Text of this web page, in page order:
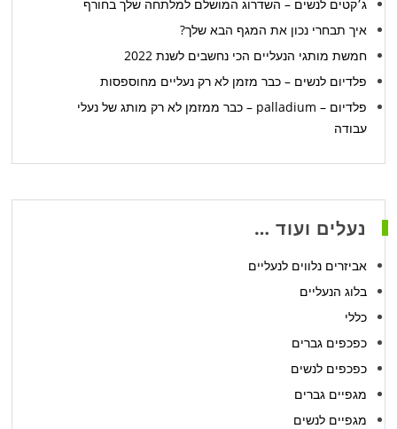
ג׳קטים לנשים – השדרוג המושלם למלתחה שלך בחורף
איך תבחרי נכון את המגף הבא שלך?
חמשת מותגי הנעליים הכי נחשבים לשנת 2022
פלדיום לנשים – כבר מזמן לא רק נעליים מחוספסות
פלדיום – palladium – כבר ממזמן לא רק מותג של נעלי
עבודה
נעלים ועוד …
אביזרים נלווים לנעליים
בלוג הנעליים
כללי
כפכפים גברים
כפכפים לנשים
מגפיים גברים
מגפיים לנשים